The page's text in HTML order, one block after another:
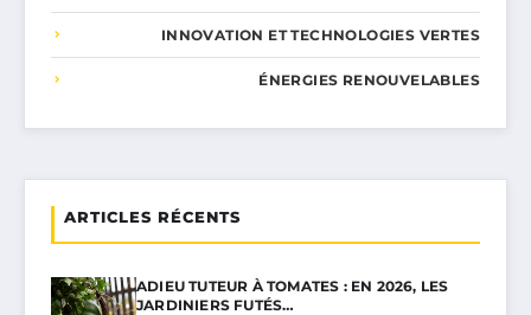
INNOVATION ET TECHNOLOGIES VERTES
ÉNERGIES RENOUVELABLES
ARTICLES RÉCENTS
ADIEU TUTEUR À TOMATES : EN 2026, LES
JARDINIERS FUTÉS…